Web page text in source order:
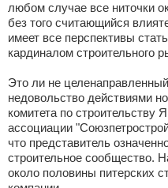
любом случае все ниточки
без того считающийся
имеет все перспективы
кардиналом строительного
Это ли не
недовольство действиями
комитета по
ассоциации
что представитель
строительное сообщество.
около половины питерских